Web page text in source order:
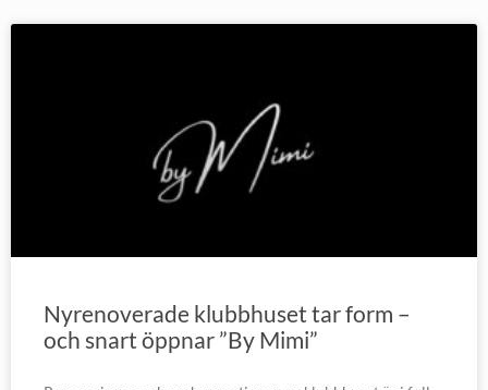
Nyrenoverade klubbhuset tar form –
och snart öppnar ”By Mimi”